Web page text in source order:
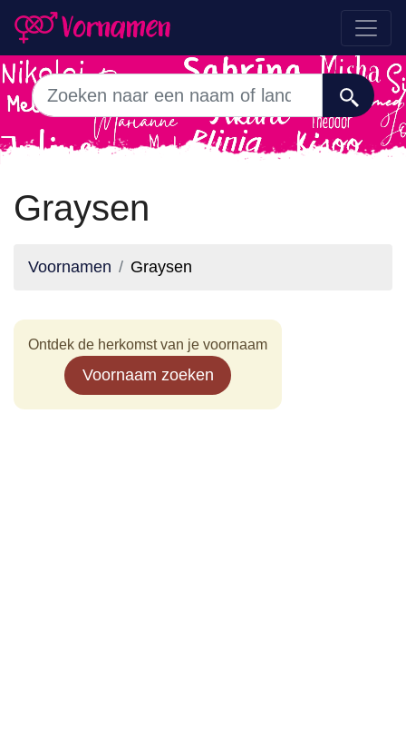
Graysen
Voornamen Graysen
Ontdek de herkomst van je voornaam
Voornaam zoeken